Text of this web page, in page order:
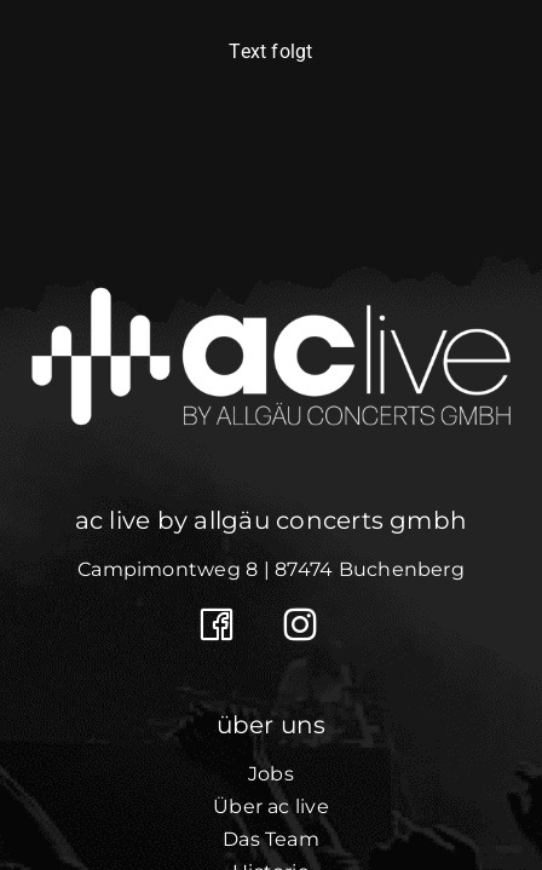
Text folgt
ac live by allgäu concerts gmbh
Campimontweg 8 | 87474 Buchenberg
über uns
Jobs
Über ac live
Das Team